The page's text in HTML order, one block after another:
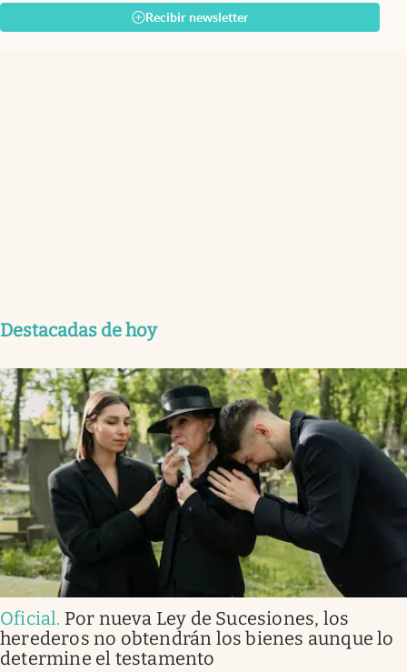
Recibir newsletter
Destacadas de hoy
Oficial. Por nueva Ley de Sucesiones, los
herederos no obtendrán los bienes aunque lo
determine el testamento